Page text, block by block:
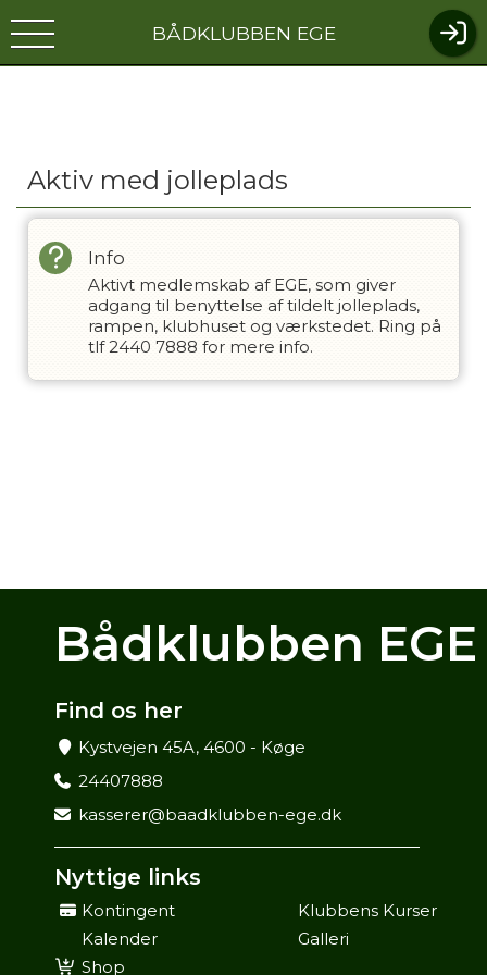
BÅDKLUBBEN EGE
Aktiv med jolleplads
Info
Aktivt medlemskab af EGE, som giver
adgang til benyttelse af tildelt jolleplads,
rampen, klubhuset og værkstedet. Ring på
tlf 2440 7888 for mere info.
Bådklubben EGE
Find os her
Kystvejen 45A, 4600 - Køge
24407888
kasserer@baadklubben-ege.dk
Nyttige links
Kontingent
Klubbens Kurser
Kalender
Galleri
Shop